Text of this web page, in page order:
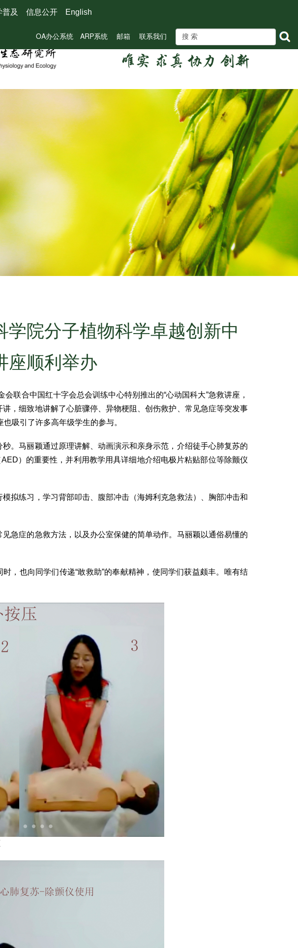
普及 信息公开 English
OA办公系统 ARP系统 邮箱 联系我们
院分子植物科学卓越创新中
座顺利举办
合中国红十字会总会训练中心特别推出的“心动国科大”急救讲座，
，细致地讲解了心脏骤停、异物梗阻、创伤救护、常见急症等突发事
吸引了许多高年级学生的参与。
马丽颖通过原理讲解、动画演示和亲身示范，介绍徒手心肺复苏的
）的重要性，并利用教学用具详细地介绍电极片粘贴部位等除颤仪
练习，学习背部叩击、腹部冲击（海姆利克急救法）、胸部冲击和
症的急救方法，以及办公室保健的简单动作。马丽颖以通俗易懂的
也向同学们传递“敢救助”的奉献精神，使同学们获益颇丰。唯有结